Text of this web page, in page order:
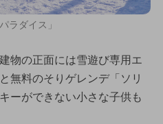
ラダイス」
物の正面には雪遊び専用エ
無料のそりゲレンデ「ソリ
ーができない小さな子供も